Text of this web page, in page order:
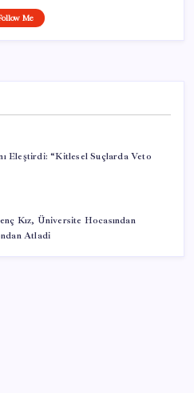
Me
Eleştirdi: “Kitlesel Suçlarda Veto
Kız, Üniversite Hocasından
Atladi